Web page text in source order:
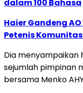
dalam 100 Bahasa
Haier Gandeng
Petenis
Dia menyampaikan
sejumlah pimpinan
bersama Menko